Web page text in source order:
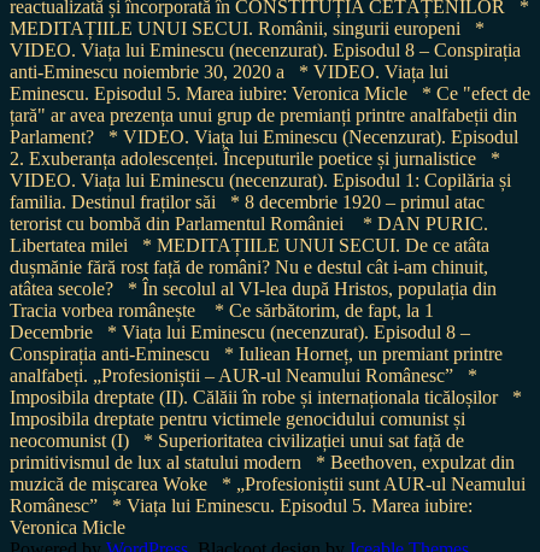
reactualizată și încorporată în CONSTITUȚIA CETĂȚENILOR
*
MEDITAȚIILE UNUI SECUI. Românii, singurii europeni
*
VIDEO. Viața lui Eminescu (necenzurat). Episodul 8 – Conspirația
anti-Eminescu noiembrie 30, 2020 a
* VIDEO. Viața lui
Eminescu. Episodul 5. Marea iubire: Veronica Micle
* Ce "efect de
țară" ar avea prezența unui grup de premianți printre analfabeții din
Parlament?
* VIDEO. Viața lui Eminescu (Necenzurat). Episodul
2. Exuberanța adolescenței. Începuturile poetice și jurnalistice
*
VIDEO. Viața lui Eminescu (necenzurat). Episodul 1: Copilăria și
familia. Destinul fraților săi
* 8 decembrie 1920 – primul atac
terorist cu bombă din Parlamentul României
* DAN PURIC.
Libertatea milei
* MEDITAȚIILE UNUI SECUI. De ce atâta
dușmănie fără rost față de români? Nu e destul cât i-am chinuit,
atâtea secole?
* În secolul al VI-lea după Hristos, populația din
Tracia vorbea românește
* Ce sărbătorim, de fapt, la 1
Decembrie
* Viața lui Eminescu (necenzurat). Episodul 8 –
Conspirația anti-Eminescu
* Iuliean Horneț, un premiant printre
analfabeți. „Profesioniștii – AUR-ul Neamului Românesc”
*
Imposibila dreptate (II). Călăii în robe și internaționala ticăloșilor
*
Imposibila dreptate pentru victimele genocidului comunist și
neocomunist (I)
* Superioritatea civilizației unui sat față de
primitivismul de lux al statului modern
* Beethoven, expulzat din
muzică de mișcarea Woke
* „Profesioniștii sunt AUR-ul Neamului
Românesc”
* Viața lui Eminescu. Episodul 5. Marea iubire:
Veronica Micle